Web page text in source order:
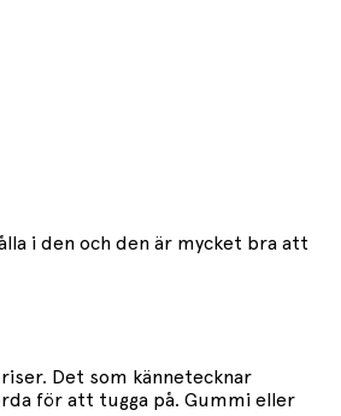
i den och den är mycket bra att
Det som kännetecknar
för att tugga på. Gummi eller